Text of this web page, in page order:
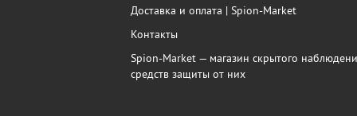
Доставка и оплата | Spion-Market
Контакты
Spion-Market — магазин скрытого
средств защиты от них